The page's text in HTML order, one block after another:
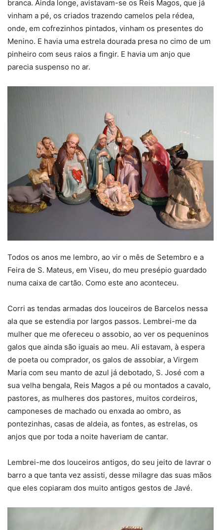
branca. Ainda longe, avistavam-se os Reis Magos, que já
vinham a pé, os criados trazendo camelos pela rédea,
onde, em cofrezinhos pintados, vinham os presentes do
Menino. E havia uma estrela dourada presa no cimo de um
pinheiro com seus raios a fingir. E havia um anjo que
parecia suspenso no ar.
Todos os anos me lembro, ao vir o mês de Setembro e a
Feira de S. Mateus, em Viseu, do meu presépio guardado
numa caixa de cartão. Como este ano aconteceu.
Corri as tendas armadas dos louceiros de Barcelos nessa
ala que se estendia por largos passos. Lembrei-me da
mulher que me ofereceu o assobio, ao ver os pequeninos
galos que ainda são iguais ao meu. Ali estavam, à espera
de poeta ou comprador, os galos de assobiar, a Virgem
Maria com seu manto de azul já debotado, S. José com a
sua velha bengala, Reis Magos a pé ou montados a cavalo,
pastores, as mulheres dos pastores, muitos cordeiros,
camponeses de machado ou enxada ao ombro, as
pontezinhas, casas de aldeia, as fontes, as estrelas, os
anjos que por toda a noite haveriam de cantar.
Lembrei-me dos louceiros antigos, do seu jeito de lavrar o
barro a que tanta vez assisti, desse milagre das suas mãos
que eles copiaram dos muito antigos gestos de Javé.